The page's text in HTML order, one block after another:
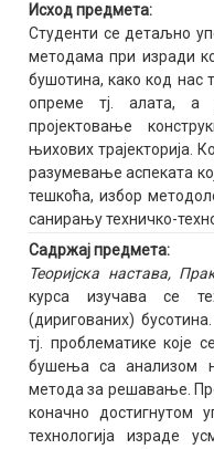
Исход предмета:
Студенти се детаљно
методама при изради
бушотина, како код нас
опреме тј. алата,
пројектовање
њихових трајекторија.
разумевање аспеката
тешкоћа, избор
санирању техничко-
Садржај предмета:
Теоријска настава,
курса изучава се
(диригованих)
тј. проблематике које
бушења са анализом
метода за решавање.
коначно достигнутом
технологија израде